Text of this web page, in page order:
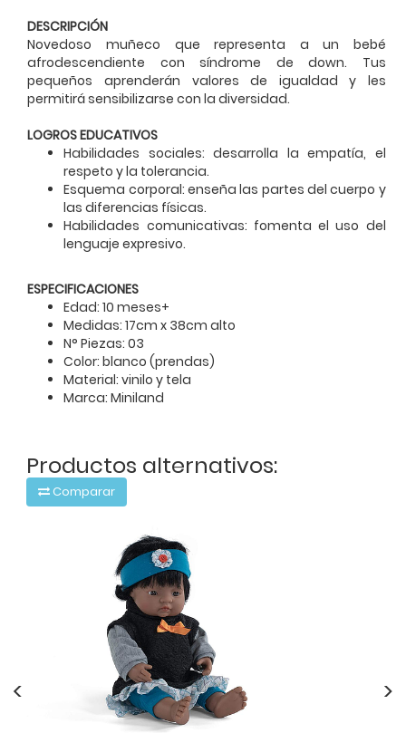
DESCRIPCIÓN
Novedoso muñeco que representa a un bebé
afrodescendiente con síndrome de down. Tus
pequeños aprenderán valores de igualdad y les
permitirá sensibilizarse con la diversidad.
LOGROS EDUCATIVOS
Habilidades sociales: desarrolla la empatía, el
respeto y la tolerancia.
Esquema corporal: enseña las partes del cuerpo y
las diferencias físicas.
Habilidades comunicativas: fomenta el uso del
lenguaje expresivo.
ESPECIFICACIONES
Edad: 10 meses+
Medidas: 17cm x 38cm alto
N° Piezas: 03
Color: blanco (prendas)
Material: vinilo y tela
Marca: Miniland
Productos alternativos:
Comparar
< >